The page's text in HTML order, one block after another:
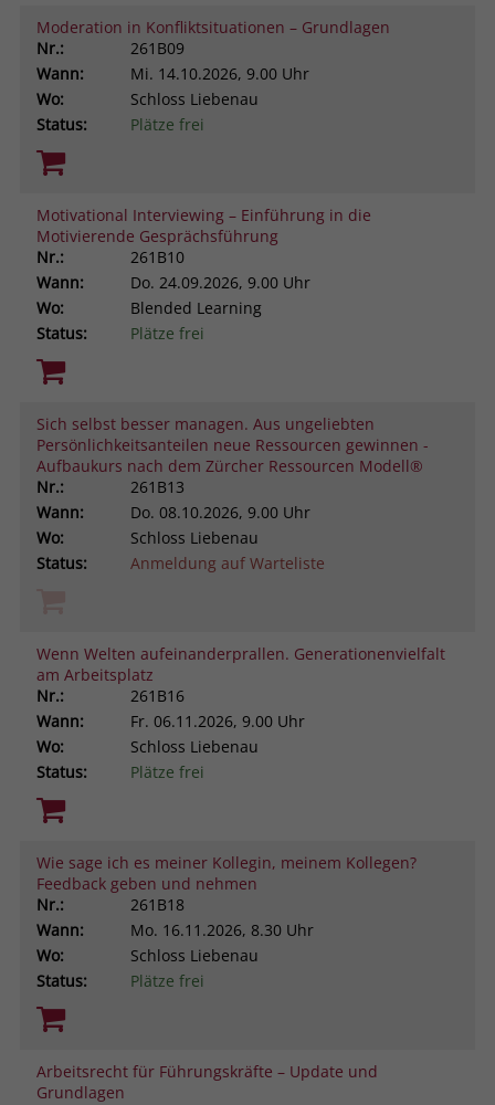
Moderation in Konfliktsituationen – Grundlagen
Nr.:
261B09
Wann:
Mi. 14.10.2026, 9.00 Uhr
Wo:
Schloss Liebenau
Status:
Plätze frei
Motivational Interviewing – Einführung in die
Motivierende Gesprächsführung
Nr.:
261B10
Wann:
Do. 24.09.2026, 9.00 Uhr
Wo:
Blended Learning
Status:
Plätze frei
Sich selbst besser managen. Aus ungeliebten
Persönlichkeitsanteilen neue Ressourcen gewinnen -
Aufbaukurs nach dem Zürcher Ressourcen Modell®
Nr.:
261B13
Wann:
Do. 08.10.2026, 9.00 Uhr
Wo:
Schloss Liebenau
Status:
Anmeldung auf Warteliste
Wenn Welten aufeinanderprallen. Generationenvielfalt
am Arbeitsplatz
Nr.:
261B16
Wann:
Fr. 06.11.2026, 9.00 Uhr
Wo:
Schloss Liebenau
Status:
Plätze frei
Wie sage ich es meiner Kollegin, meinem Kollegen?
Feedback geben und nehmen
Nr.:
261B18
Wann:
Mo. 16.11.2026, 8.30 Uhr
Wo:
Schloss Liebenau
Status:
Plätze frei
Arbeitsrecht für Führungskräfte – Update und
Grundlagen